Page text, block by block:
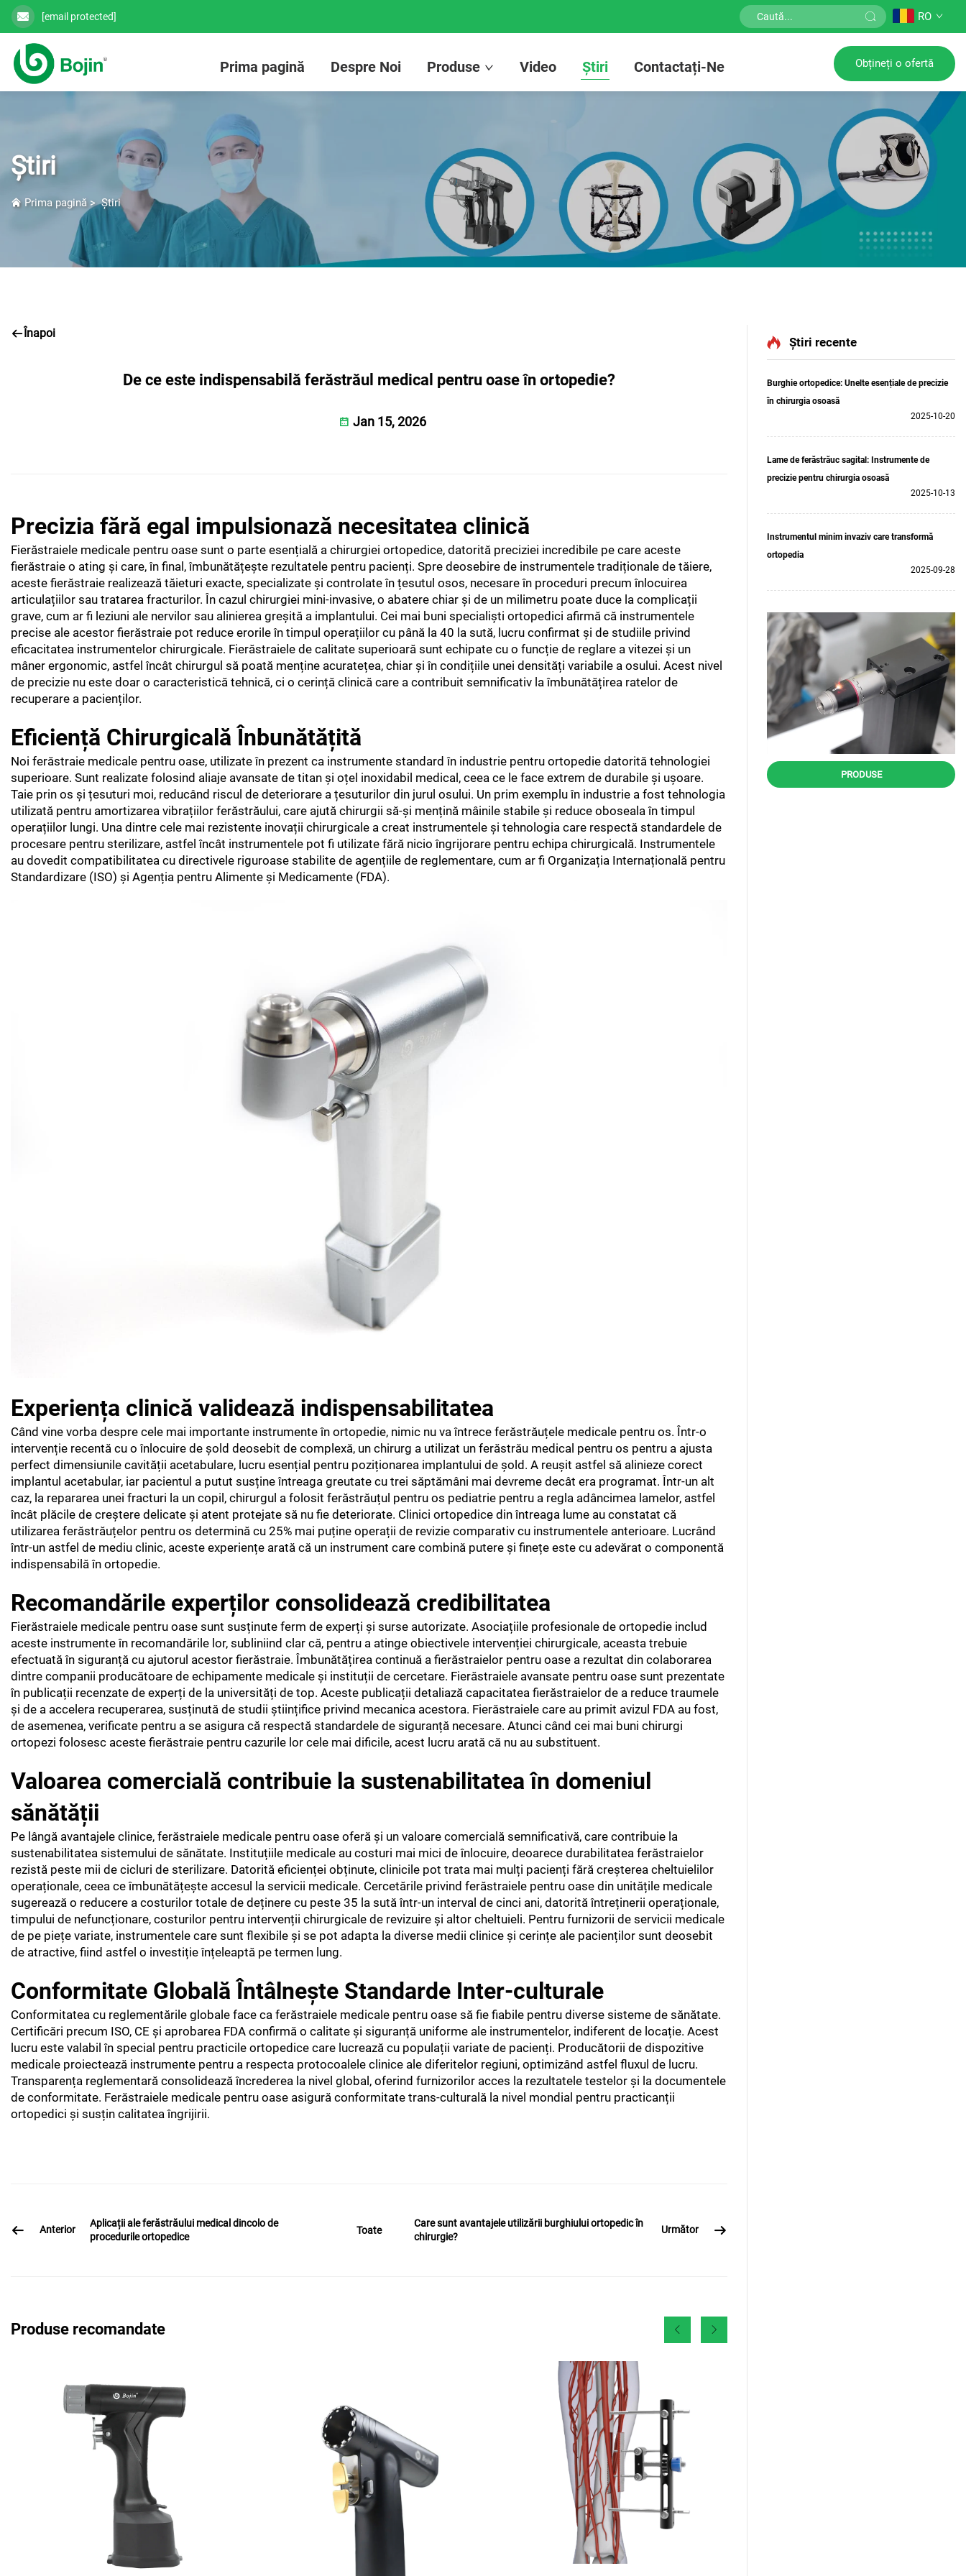
[email protected] RO
Prima pagină Despre Noi Produse Video Știri Contactați-Ne Obțineți o ofertă
Știri
Prima pagină>Știri
Înapoi
De ce este indispensabilă ferăstrăul medical pentru oase în ortopedie?
Jan 15, 2026
Precizia fără egal impulsionază necesitatea clinică
Fierăstraiele medicale pentru oase sunt o parte esențială a chirurgiei ortopedice, datorită preciziei incredibile pe care aceste
fierăstraie o ating și care, în final, îmbunătățește rezultatele pentru pacienți. Spre deosebire de instrumentele tradiționale de tăiere,
aceste fierăstraie realizează tăieturi exacte, specializate și controlate în țesutul osos, necesare în proceduri precum înlocuirea
articulațiilor sau tratarea fracturilor. În cazul chirurgiei mini-invasive, o abatere chiar și de un milimetru poate duce la complicații
grave, cum ar fi leziuni ale nervilor sau alinierea greșită a implantului. Cei mai buni specialiști ortopedici afirmă că instrumentele
precise ale acestor fierăstraie pot reduce erorile în timpul operațiilor cu până la 40 la sută, lucru confirmat și de studiile privind
eficacitatea instrumentelor chirurgicale. Fierăstraiele de calitate superioară sunt echipate cu o funcție de reglare a vitezei și un
mâner ergonomic, astfel încât chirurgul să poată menține acuratețea, chiar și în condițiile unei densități variabile a osului. Acest nivel
de precizie nu este doar o caracteristică tehnică, ci o cerință clinică care a contribuit semnificativ la îmbunătățirea ratelor de
recuperare a pacienților.
Eficiență Chirurgicală Înbunătățită
Noi ferăstraie medicale pentru oase, utilizate în prezent ca instrumente standard în industrie pentru ortopedie datorită tehnologiei
superioare. Sunt realizate folosind aliaje avansate de titan și oțel inoxidabil medical, ceea ce le face extrem de durabile și ușoare.
Taie prin os și țesuturi moi, reducând riscul de deteriorare a țesuturilor din jurul osului. Un prim exemplu în industrie a fost tehnologia
utilizată pentru amortizarea vibrațiilor ferăstrăului, care ajută chirurgii să-și mențină mâinile stabile și reduce oboseala în timpul
operațiilor lungi. Una dintre cele mai rezistente inovații chirurgicale a creat instrumentele și tehnologia care respectă standardele de
procesare pentru sterilizare, astfel încât instrumentele pot fi utilizate fără nicio îngrijorare pentru echipa chirurgicală. Instrumentele
au dovedit compatibilitatea cu directivele riguroase stabilite de agențiile de reglementare, cum ar fi Organizația Internațională pentru
Standardizare (ISO) și Agenția pentru Alimente și Medicamente (FDA).
Experiența clinică validează indispensabilitatea
Când vine vorba despre cele mai importante instrumente în ortopedie, nimic nu va întrece ferăstrăuțele medicale pentru os. Într-o
intervenție recentă cu o înlocuire de șold deosebit de complexă, un chirurg a utilizat un ferăstrău medical pentru os pentru a ajusta
perfect dimensiunile cavității acetabulare, lucru esențial pentru poziționarea implantului de șold. A reușit astfel să alinieze corect
implantul acetabular, iar pacientul a putut susține întreaga greutate cu trei săptămâni mai devreme decât era programat. Într-un alt
caz, la repararea unei fracturi la un copil, chirurgul a folosit ferăstrăuțul pentru os pediatrie pentru a regla adâncimea lamelor, astfel
încât plăcile de creștere delicate și atent protejate să nu fie deteriorate. Clinici ortopedice din întreaga lume au constatat că
utilizarea ferăstrăuțelor pentru os determină cu 25% mai puține operații de revizie comparativ cu instrumentele anterioare. Lucrând
într-un astfel de mediu clinic, aceste experiențe arată că un instrument care combină putere și finețe este cu adevărat o componentă
indispensabilă în ortopedie.
Recomandările experților consolidează credibilitatea
Fierăstraiele medicale pentru oase sunt susținute ferm de experți și surse autorizate. Asociațiile profesionale de ortopedie includ
aceste instrumente în recomandările lor, subliniind clar că, pentru a atinge obiectivele intervenției chirurgicale, aceasta trebuie
efectuată în siguranță cu ajutorul acestor fierăstraie. Îmbunătățirea continuă a fierăstraielor pentru oase a rezultat din colaborarea
dintre companii producătoare de echipamente medicale și instituții de cercetare. Fierăstraiele avansate pentru oase sunt prezentate
în publicații recenzate de experți de la universități de top. Aceste publicații detaliază capacitatea fierăstraielor de a reduce traumele
și de a accelera recuperarea, susținută de studii științifice privind mecanica acestora. Fierăstraiele care au primit avizul FDA au fost,
de asemenea, verificate pentru a se asigura că respectă standardele de siguranță necesare. Atunci când cei mai buni chirurgi
ortopezi folosesc aceste fierăstraie pentru cazurile lor cele mai dificile, acest lucru arată că nu au substituent.
Valoarea comercială contribuie la sustenabilitatea în domeniul
sănătății
Pe lângă avantajele clinice, ferăstraiele medicale pentru oase oferă și un valoare comercială semnificativă, care contribuie la
sustenabilitatea sistemului de sănătate. Instituțiile medicale au costuri mai mici de înlocuire, deoarece durabilitatea ferăstraielor
rezistă peste mii de cicluri de sterilizare. Datorită eficienței obținute, clinicile pot trata mai mulți pacienți fără creșterea cheltuielilor
operaționale, ceea ce îmbunătățește accesul la servicii medicale. Cercetările privind ferăstraiele pentru oase din unitățile medicale
sugerează o reducere a costurilor totale de deținere cu peste 35 la sută într-un interval de cinci ani, datorită întreținerii operaționale,
timpului de nefuncționare, costurilor pentru intervenții chirurgicale de revizuire și altor cheltuieli. Pentru furnizorii de servicii medicale
de pe piețe variate, instrumentele care sunt flexibile și se pot adapta la diverse medii clinice și cerințe ale pacienților sunt deosebit
de atractive, fiind astfel o investiție înțeleaptă pe termen lung.
Conformitate Globală Întâlnește Standarde Inter-culturale
Conformitatea cu reglementările globale face ca ferăstraiele medicale pentru oase să fie fiabile pentru diverse sisteme de sănătate.
Certificări precum ISO, CE și aprobarea FDA confirmă o calitate și siguranță uniforme ale instrumentelor, indiferent de locație. Acest
lucru este valabil în special pentru practicile ortopedice care lucrează cu populații variate de pacienți. Producătorii de dispozitive
medicale proiectează instrumente pentru a respecta protocoalele clinice ale diferitelor regiuni, optimizând astfel fluxul de lucru.
Transparența reglementară consolidează încrederea la nivel global, oferind furnizorilor acces la rezultatele testelor și la documentele
de conformitate. Ferăstraiele medicale pentru oase asigură conformitate trans-culturală la nivel mondial pentru practicanții
ortopedici și susțin calitatea îngrijirii.
Anterior
Aplicații ale ferăstrăului medical dincolo de
procedurile ortopedice
Toate
Care sunt avantajele utilizării burghiului ortopedic în
chirurgie?
Următor
Produse recomandate
Știri recente
Burghie ortopedice: Unelte esențiale de precizie
în chirurgia osoasă
2025-10-20
Lame de ferăstrăuc sagital: Instrumente de
precizie pentru chirurgia osoasă
2025-10-13
Instrumentul minim invaziv care transformă
ortopedia
2025-09-28
PRODUSE